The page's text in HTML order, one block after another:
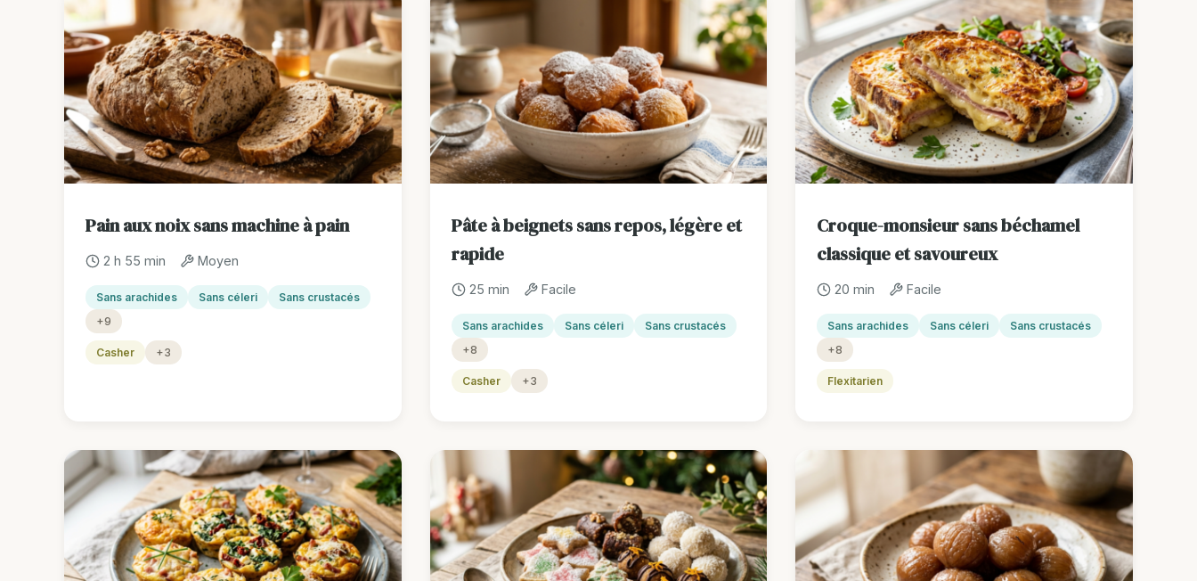
Pain aux noix sans machine à pain
2 h 55 min Moyen
Sans arachides Sans céleri
Sans crustacés
+9
Casher +3
Pâte à beignets sans repos, légère et
rapide
25 min Facile
Sans arachides Sans céleri
Sans crustacés
+8
Casher +3
Croque-monsieur sans béchamel
classique et savoureux
20 min Facile
Sans arachides Sans céleri
Sans crustacés
+8
Flexitarien